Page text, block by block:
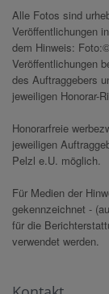
Alle Fotos sind
Veröffentlichungen
dem Hinweis:
Veröffentlichungen
des Auftraggebers
jeweiligen Honorar-
Honorarfreie
jeweiligen
Pelzl e.U. möglich.
Für Medien der
gekennzeichnet -
für die
verwendet werden.